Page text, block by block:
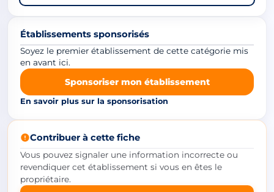
Établissements sponsorisés
Soyez le premier établissement de cette catégorie mis
en avant ici.
Sponsoriser mon établissement
En savoir plus sur la sponsorisation
Contribuer à cette fiche
Vous pouvez signaler une information incorrecte ou
revendiquer cet établissement si vous en êtes le
propriétaire.